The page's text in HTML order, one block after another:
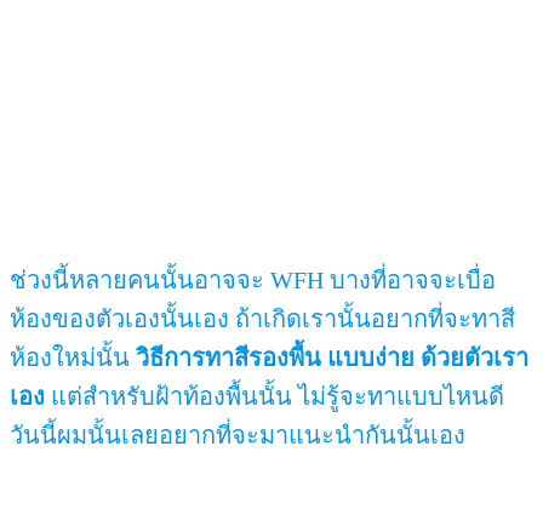
ช่วงนี้หลายคนนั้นอาจจะ WFH บางที่อาจจะเบื่อ
ห้องของตัวเองนั้นเอง ถ้าเกิดเรานั้นอยากที่จะทาสี
ห้องใหม่นั้น วิธีการทาสีรองพื้น แบบง่าย ด้วยตัวเรา
เอง แต่สำหรับฝ้าท้องพื้นนั้น ไม่รู้จะทาแบบไหนดี
วันนี้ผมนั้นเลยอยากที่จะมาแนะนำกันนั้นเอง